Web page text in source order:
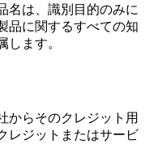
名は、識別目的のみに
品に関するすべての知
します。
からそのクレジット用
レジットまたはサービ